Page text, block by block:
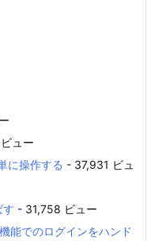
ュー
に操作する - 37,931 ビュ
す - 31,758 ビュー
能でのログインをハンド